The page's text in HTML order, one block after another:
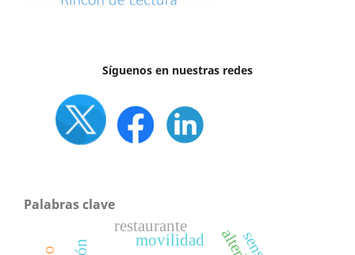
Síguenos en nuestras redes
Palabras clave
movilidad
restaurante